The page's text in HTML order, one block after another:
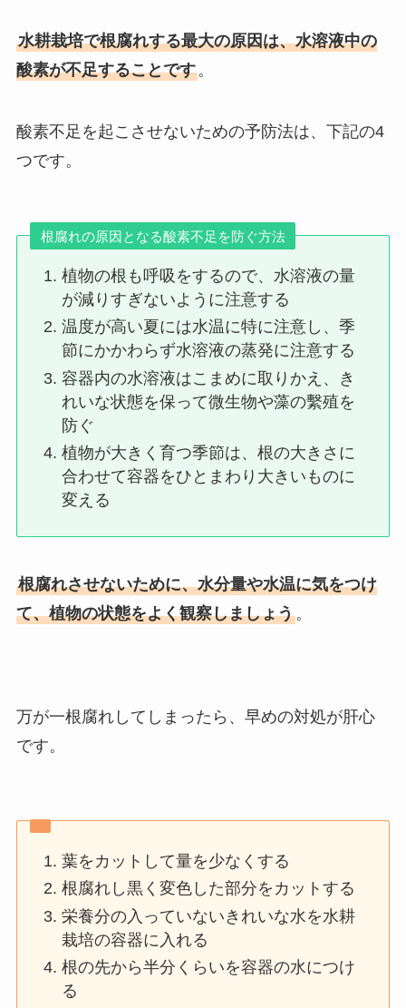
水耕栽培で根腐れする最大の原因は、水溶液中の
酸素が不足することです。
酸素不足を起こさせないための予防法は、下記の4
つです。
根腐れの原因となる酸素不足を防ぐ方法
植物の根も呼吸をするので、水溶液の量
が減りすぎないように注意する
温度が高い夏には水温に特に注意し、季
節にかかわらず水溶液の蒸発に注意する
容器内の水溶液はこまめに取りかえ、き
れいな状態を保って微生物や藻の繫殖を
防ぐ
植物が大きく育つ季節は、根の大きさに
合わせて容器をひとまわり大きいものに
変える
根腐れさせないために、水分量や水温に気をつけ
て、植物の状態をよく観察しましょう。
万が一根腐れしてしまったら、早めの対処が肝心
です。
葉をカットして量を少なくする
根腐れし黒く変色した部分をカットする
栄養分の入っていないきれいな水を水耕
栽培の容器に入れる
根の先から半分くらいを容器の水につけ
る